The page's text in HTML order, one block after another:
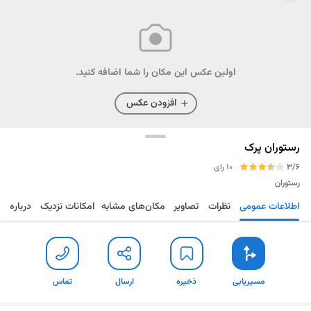
اولین عکس این مکان را شما اضافه کنید.
افزودن عکس
رستوران پرک
3/6
10 رای
رستوران
مسیریابی ذخیره ارسال تماس اطلاعات عمومی نظرات تصاویر مکان‌های مشابه امکانات نزدیک درباره
مسیریابی ذخیره ارسال تماس